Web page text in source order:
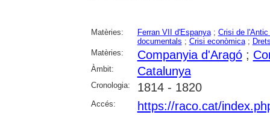
Matèries: Ferran VII d'Espanya; Crisi de l'Antic
documentals ; Crisi econòmica;
Matèries:
Companyia d'Aragó;
Àmbit: Catalunya
Cronologia: 1814 - 1820
Accés: https://raco.cat/